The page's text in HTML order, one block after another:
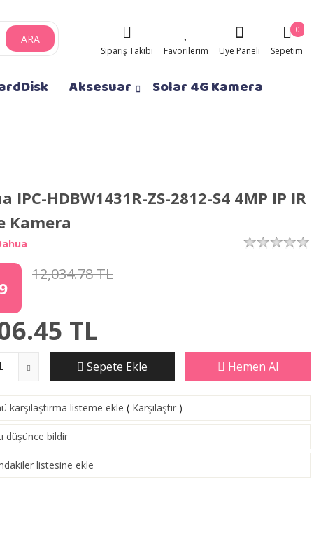
ARA
Sipariş Takibi Favorilerim Üye Paneli Sepetim
0
Aksesuar
Solar 4G Kamera
IPC-HDBW1431R-ZS-2812-S4 4MP IP IR
Kamera
12,034.78 TL
TL
Sepete Ekle Hemen Al
karşılaştırma listeme ekle ( Karşılaştır )
düşünce bildir
listesine ekle